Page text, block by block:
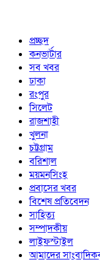
প্রচ্ছদ
কনভার্টার
সব খবর
ঢাকা
রংপুর
সিলেট
রাজশাহী
খুলনা
চট্টগ্রাম
বরিশাল
ময়মনসিংহ
প্রবাসের খবর
বিশেষ প্রতিবেদন
সাহিত্য
সম্পাদকীয়
লাইফস্টাইল
আমাদের